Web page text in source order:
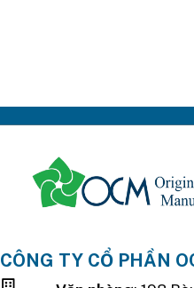
CÔNG TY CỔ PHẦN